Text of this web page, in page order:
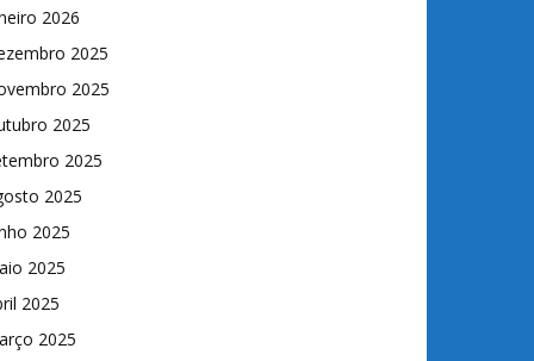
2026
2025
2025
2025
2025
2025
2025
2025
2025
2025